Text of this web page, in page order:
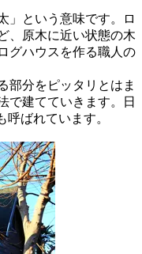
」という意味です。ロ
、原木に近い状態の木
グハウスを作る職人の
部分をピッタリとはま
で建てていきます。日
ばれています。